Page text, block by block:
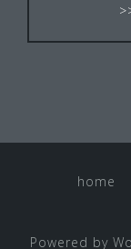
home
Powered by